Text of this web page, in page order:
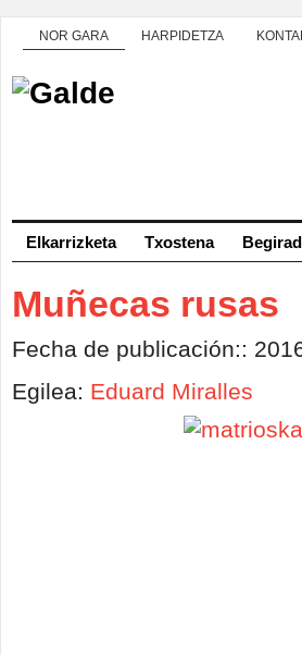
NOR GARA HARPIDETZA
Elkarrizketa Txostena
Muñecas rusas
Fecha de publicación::
Egilea: Eduard Miralles